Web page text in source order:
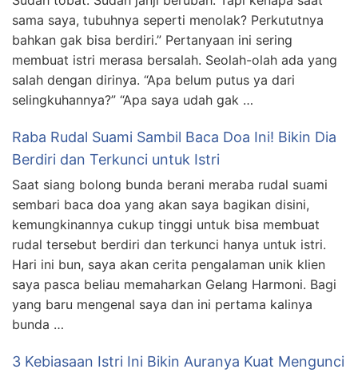
sama saya, tubuhnya seperti menolak? Perkututnya
bahkan gak bisa berdiri.” Pertanyaan ini sering
membuat istri merasa bersalah. Seolah-olah ada yang
salah dengan dirinya. “Apa belum putus ya dari
selingkuhannya?” “Apa saya udah gak …
Raba Rudal Suami Sambil Baca Doa Ini! Bikin Dia
Berdiri dan Terkunci untuk Istri
Saat siang bolong bunda berani meraba rudal suami
sembari baca doa yang akan saya bagikan disini,
kemungkinannya cukup tinggi untuk bisa membuat
rudal tersebut berdiri dan terkunci hanya untuk istri.
Hari ini bun, saya akan cerita pengalaman unik klien
saya pasca beliau memaharkan Gelang Harmoni. Bagi
yang baru mengenal saya dan ini pertama kalinya
bunda …
3 Kebiasaan Istri Ini Bikin Auranya Kuat Mengunci